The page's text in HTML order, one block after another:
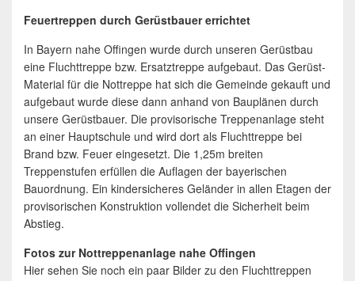
Feuertreppen durch Gerüstbauer errichtet
In Bayern nahe Offingen wurde durch unseren Gerüstbau
eine Fluchttreppe bzw. Ersatztreppe aufgebaut. Das Gerüst-
Material für die Nottreppe hat sich die Gemeinde gekauft und
aufgebaut wurde diese dann anhand von Bauplänen durch
unsere Gerüstbauer. Die provisorische Treppenanlage steht
an einer Hauptschule und wird dort als Fluchttreppe bei
Brand bzw. Feuer eingesetzt. Die 1,25m breiten
Treppenstufen erfüllen die Auflagen der bayerischen
Bauordnung. Ein kindersicheres Geländer in allen Etagen der
provisorischen Konstruktion vollendet die Sicherheit beim
Abstieg.
Fotos zur Nottreppenanlage nahe Offingen
Hier sehen Sie noch ein paar Bilder zu den Fluchttreppen